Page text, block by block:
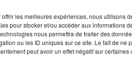
offrir les meilleures expériences, nous utilisons
pour stocker et/ou accéder aux informations
nous permettra de traiter des
ou les ID uniques sur ce site. Le fait de ne
peut avoir un effet négatif sur certaines